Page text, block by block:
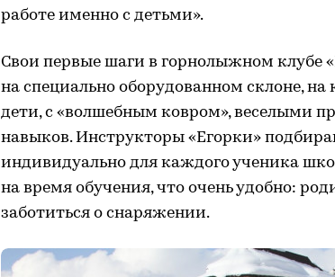
работе именно с детьми».
Свои первые шаги в горнолыжном клубе
на специально оборудованном склоне,
дети, с «волшебным ковром», веселыми
навыков. Инструкторы «Егорки»
индивидуально для каждого ученика
на время обучения, что очень удобно:
заботиться о снаряжении.